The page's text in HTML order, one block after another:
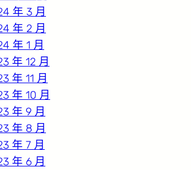
年 3 月
年 2 月
年 1 月
年 12 月
年 11 月
年 10 月
年 9 月
年 8 月
年 7 月
年 6 月